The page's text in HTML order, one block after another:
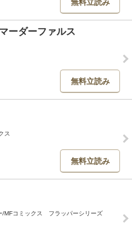
無料立読み
ーダーファルス
無料立読み
ス
無料立読み
/MFコミックス フラッパーシリーズ